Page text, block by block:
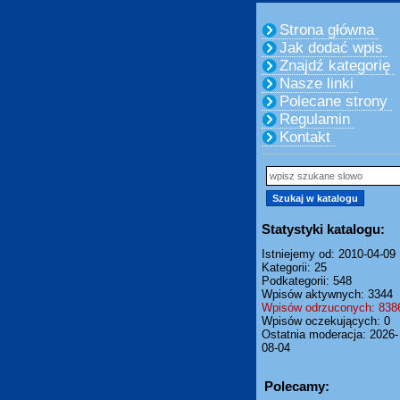
Strona główna
Jak dodać wpis
Znajdź kategorię
Nasze linki
Polecane strony
Regulamin
Kontakt
Statystyki katalogu:
Istniejemy od: 2010-04-09
Kategorii: 25
Podkategorii: 548
Wpisów aktywnych: 3344
Wpisów odrzuconych:
Wpisów oczekujących: 0
Ostatnia moderacja: 2026-
08-04
Polecamy: